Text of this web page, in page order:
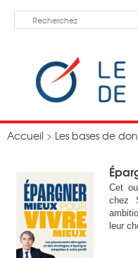
Accueil > Les bases de
Cet
chez
leur